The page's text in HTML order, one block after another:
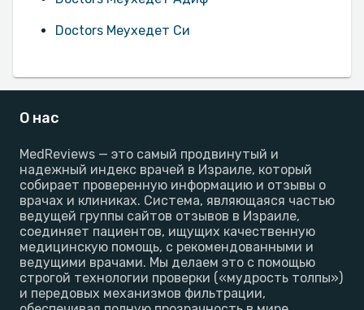
Doctors Меухедет Си
О нас
MedReviews — это самый продвинутый и
надежный индекс врачей в Израиле, который
собирает проверенную информацию и отзывы о
врачах и клиниках. Система, являющаяся частью
ведущей группы сайтов отзывов в Израиле,
соединяет пациентов, ищущих качественную
медицинскую помощь, с рекомендованными и
ведущими врачами. Мы делаем это с помощью
строгой технологии проверки («мудрость толпы»)
и передовых механизмов фильтрации,